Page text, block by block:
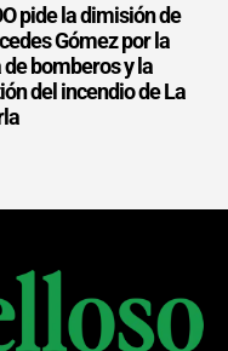
pide la dimisión de
Gómez por la
bomberos y la
del incendio de La